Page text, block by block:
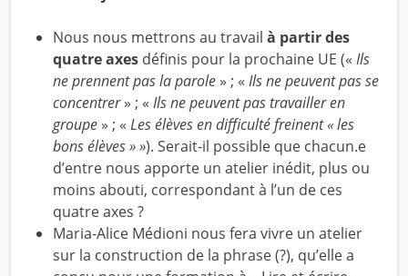
Nous nous mettrons au travail à partir des
quatre axesdéfinis pour la prochaine UE (« Ils
ne prennent pas la parole» ; « Ils ne peuvent pas se
concentrer» ; « Ils ne peuvent pas travailler en
groupe» ; « Les élèves en difficulté freinent « les
bons élèves » »). Serait-il possible que chacun.e
d’entre nous apporte un atelier inédit, plus ou
moins abouti, correspondant à l’un de ces
quatre axes ?
Maria-Alice Médioni nous fera vivre un atelier
sur la construction de la phrase (?), qu’elle a